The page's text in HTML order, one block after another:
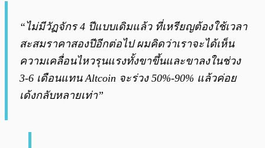
“ไม่มีวัฏจักร 4 ปีแบบเดิมแล้ว ที่เหรียญต้องใช้เวลา
สะสมราคาสองปีอีกต่อไป ผมคิดว่าเราจะได้เห็น
ความเคลื่อนไหวรุนแรงทั้งขาขึ้นและขาลงในช่วง
3-6 เดือนแทน Altcoin จะร่วง 50%-90% แล้วค่อย
เด้งกลับหลายเท่า”